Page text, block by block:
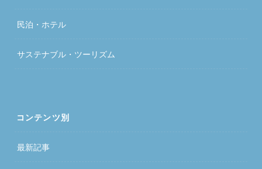
民泊・ホテル
サステナブル・ツーリズム
コンテンツ別
最新記事